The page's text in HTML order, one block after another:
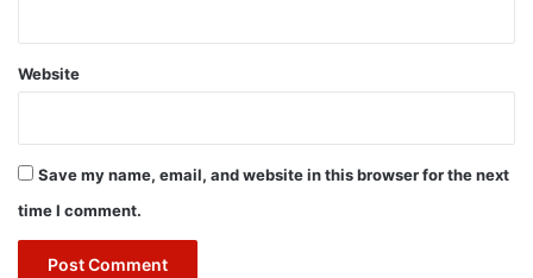
Website
Save my name, email, and website in this browser for the next
time I comment.